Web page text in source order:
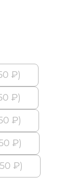
₽)
₽)
₽)
₽)
₽)